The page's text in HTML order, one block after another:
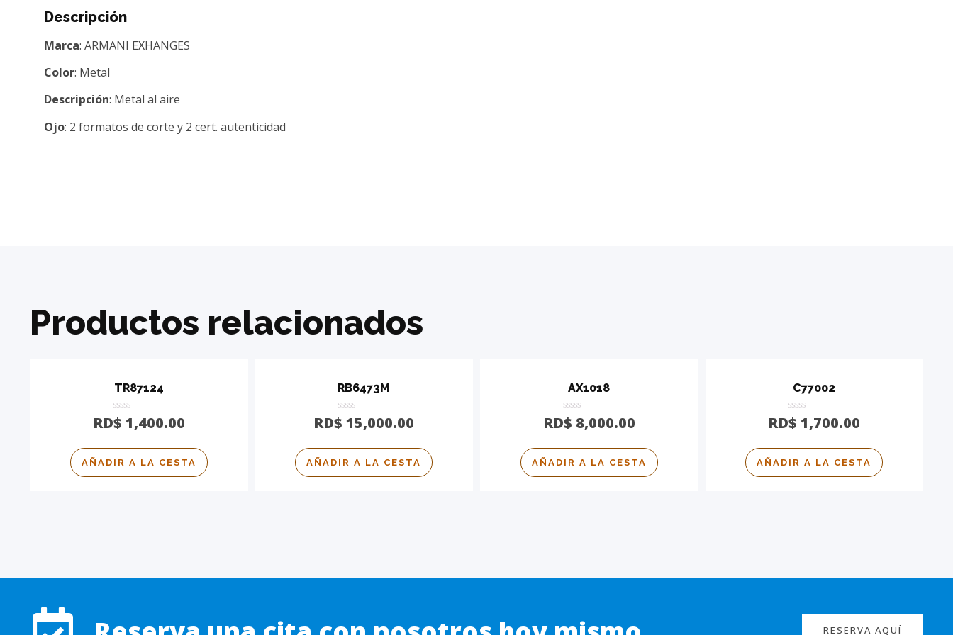
Descripción
Marca: ARMANI EXHANGES
Color: Metal
Descripción: Metal al aire
Ojo: 2 formatos de corte y 2 cert. autenticidad
Productos relacionados
TR87124
Calificado
0
5
RD$ 1,400.00
AÑADIR A LA CESTA
RB6473M
Calificado
0
5
RD$ 15,000.00
AÑADIR A LA CESTA
AX1018
Calificado
0
5
RD$ 8,000.00
AÑADIR A LA CESTA
C77002
Calificado
0
5
RD$ 1,700.00
AÑADIR A LA CESTA
RESERVA AQUÍ